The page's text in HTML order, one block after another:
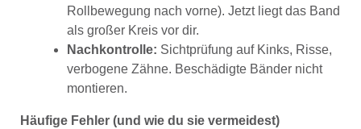
Rollbewegung nach vorne). Jetzt liegt das Band
als großer Kreis vor dir.
Nachkontrolle: Sichtprüfung auf Kinks, Risse,
verbogene Zähne. Beschädigte Bänder nicht
montieren.
Häufige Fehler (und wie du sie vermeidest)